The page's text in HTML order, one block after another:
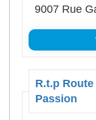
9007 Rue
R.t.p
Passion